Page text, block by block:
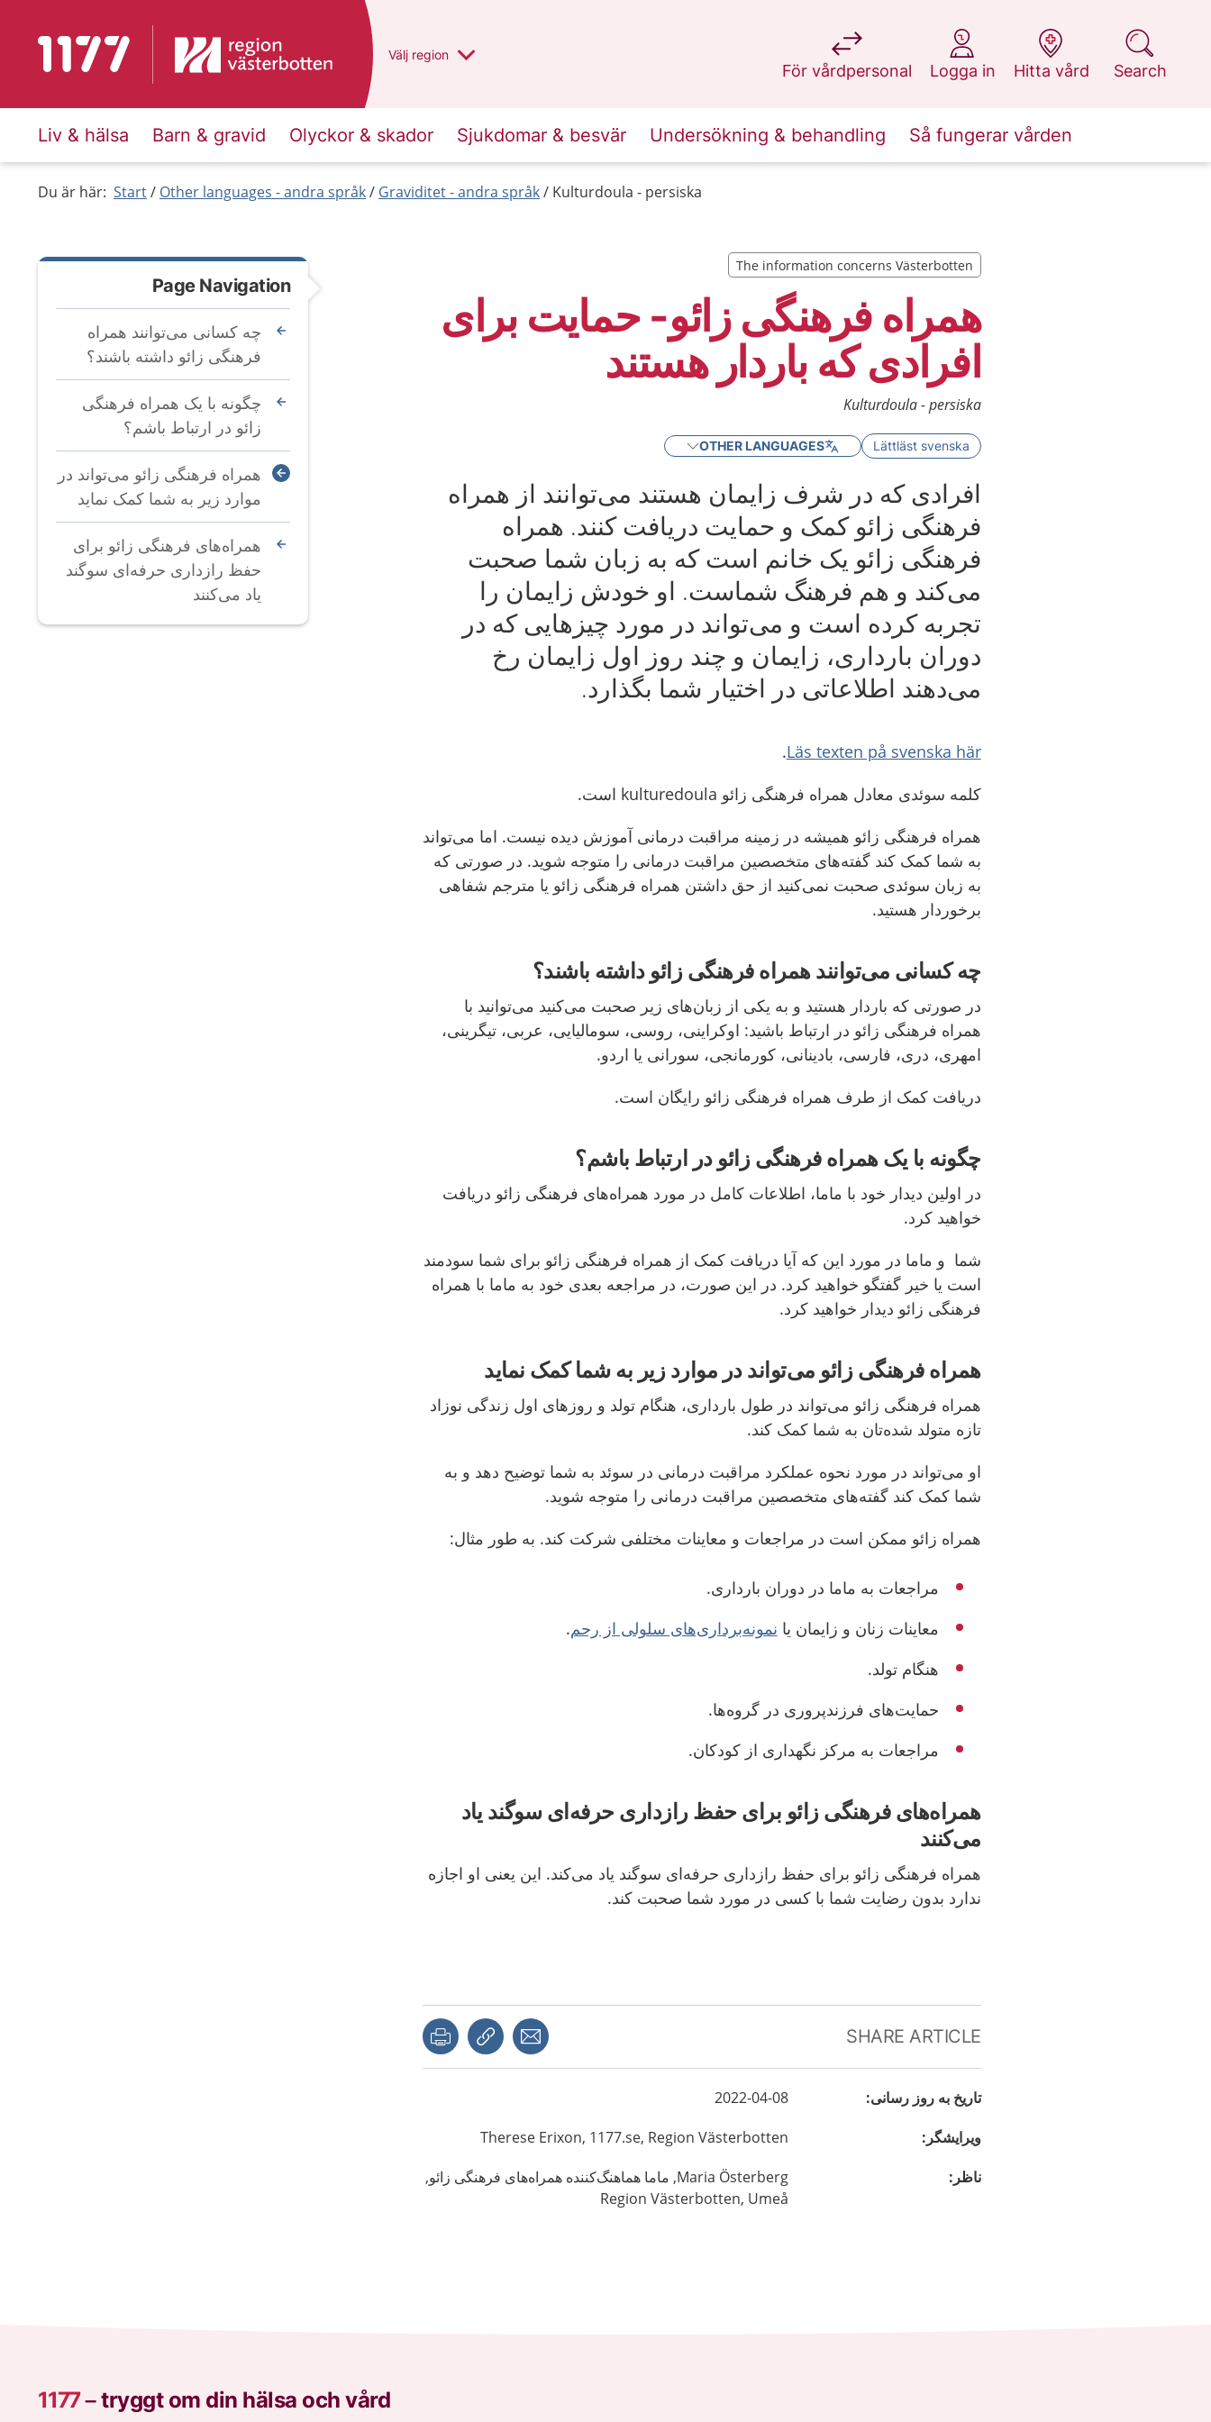
To start page for 1177 Du har valt region
Välj en annan
region
För vårdpersonal
at 1177.se
Logga in
at 1177.se
Hitta vård
at 1177.se
Search
at 1177.se
Liv & hälsa Barn & gravid Olyckor & skador Sjukdomar & besvär Undersökning & behandling Så fungerar vården
Du är här: Start Other languages - andra språk Graviditet - andra språk Kulturdoula - persiska
همراه فرهنگی زائو- حمایت برای
افرادی که باردار هستند
Kulturdoula - persiska
The information concerns Västerbotten
The information concerns Västerbotten
Lättläst svenska
OTHER LANGUAGES
افرادی که در شرف زایمان هستند می‌توانند از همراه
فرهنگی زائو کمک و حمایت دریافت کنند. همراه
فرهنگی زائو یک خانم است که به زبان شما صحبت
می‌کند و هم فرهنگ شماست. او خودش زایمان را
تجربه کرده است و می‌تواند در مورد چیزهایی که در
دوران بارداری، زایمان و چند روز اول زایمان رخ
می‌دهند اطلاعاتی در اختیار شما بگذارد.
Läs texten på svenska här
.
کلمه سوئدی معادل همراه فرهنگی زائو kulturedoula است.
همراه فرهنگی زائو همیشه در زمینه مراقبت درمانی آموزش دیده نیست. اما می‌تواند
به شما کمک کند گفته‌های متخصصین مراقبت درمانی را متوجه شوید. در صورتی که
به زبان سوئدی صحبت نمی‌کنید از حق داشتن همراه فرهنگی زائو یا مترجم شفاهی
برخوردار هستید.
چه کسانی می‌توانند همراه فرهنگی زائو داشته باشند؟
در صورتی که باردار هستید و به یکی از زبان‌های زیر صحبت می‌کنید می‌توانید با
همراه فرهنگی زائو در ارتباط باشید: اوکراینی، روسی، سومالیایی، عربی، تیگرینی،
امهری، دری، فارسی، بادینانی، کورمانجی، سورانی یا اردو.
دریافت کمک از طرف همراه فرهنگی زائو رایگان است.
چگونه با یک همراه فرهنگی زائو در ارتباط باشم؟
در اولین دیدار خود با ماما، اطلاعات کامل در مورد همراه‌های فرهنگی زائو دریافت
خواهید کرد.
شما و ماما در مورد این که آیا دریافت کمک از همراه فرهنگی زائو برای شما سودمند
است یا خیر گفتگو خواهید کرد. در این صورت، در مراجعه بعدی خود به ماما با همراه
فرهنگی زائو دیدار خواهید کرد.
همراه فرهنگی زائو می‌تواند در موارد زیر به شما کمک نماید
همراه فرهنگی زائو می‌تواند در طول بارداری، هنگام تولد و روزهای اول زندگی نوزاد
تازه متولد شده‌تان به شما کمک کند.
او می‌تواند در مورد نحوه عملکرد مراقبت درمانی در سوئد به شما توضیح دهد و به
شما کمک کند گفته‌های متخصصین مراقبت درمانی را متوجه شوید.
همراه زائو ممکن است در مراجعات و معاینات مختلفی شرکت کند. به طور مثال:
مراجعات به ماما در دوران بارداری.
معاینات زنان و زایمان یا نمونه‌برداری‌های سلولی از رحم.
هنگام تولد.
حمایت‌های فرزندپروری در گروه‌ها.
مراجعات به مرکز نگهداری از کودکان.
همراه‌های فرهنگی زائو برای حفظ رازداری حرفه‌ای سوگند یاد
می‌کنند
همراه‌ فرهنگی زائو برای حفظ رازداری حرفه‌ای سوگند یاد می‌کند. این یعنی او اجازه
ندارد بدون رضایت شما با کسی در مورد شما صحبت کند.
SHARE ARTICLE
Share with a friend
Copy link
تاريخ به روز رسانى:
2022-04-08
ويرايشگر :
Therese Erixon, 1177.se, Region Västerbotten
ناظر :
Maria Österberg,
ماما هماهنگ‌کننده همراه‌های فرهنگی زائو,
Region Västerbotten, Umeå
Page Navigation
چه کسانی می‌توانند همراه
فرهنگی زائو داشته باشند؟
چگونه با یک همراه فرهنگی
زائو در ارتباط باشم؟
همراه فرهنگی زائو می‌تواند در
موارد زیر به شما کمک نماید
همراه‌های فرهنگی زائو برای
حفظ رازداری حرفه‌ای سوگند
یاد می‌کنند
1177–tryggt om din hälsa och vård